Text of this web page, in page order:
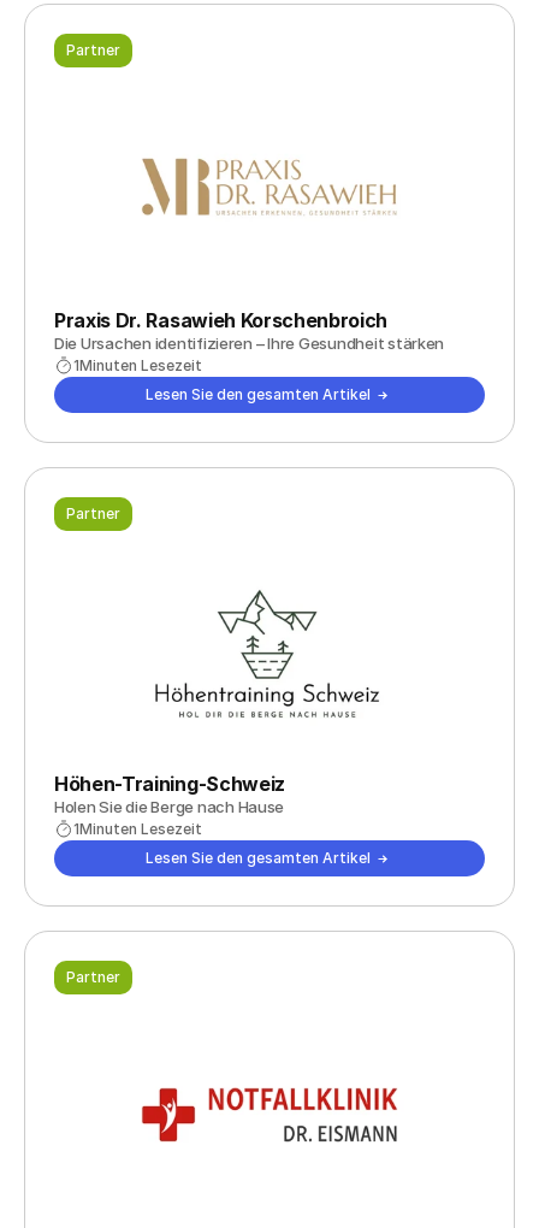
Partner
Praxis Dr. Rasawieh Korschenbroich
Die Ursachen identifizieren – Ihre Gesundheit stärken
1Minuten Lesezeit
Lesen Sie den gesamten Artikel
Partner
Höhen-Training-Schweiz
Holen Sie die Berge nach Hause
1Minuten Lesezeit
Lesen Sie den gesamten Artikel
Partner